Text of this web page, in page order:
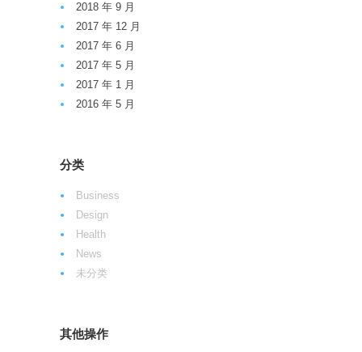
2018 年 9 月
2017 年 12 月
2017 年 6 月
2017 年 5 月
2017 年 1 月
2016 年 5 月
分类
Business
Design
Health
News
未分类
其他操作